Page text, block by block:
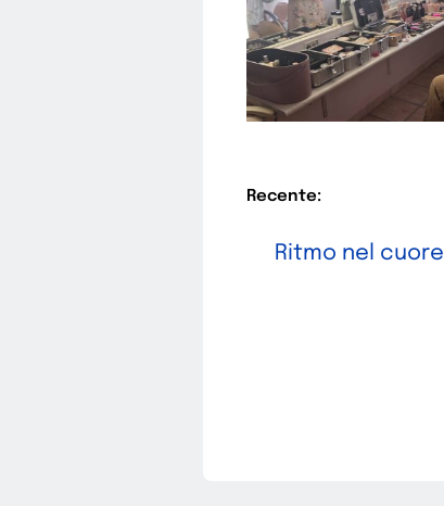
Recente:
Ritmo nel cuore